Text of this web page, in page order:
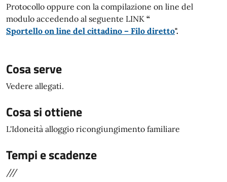
Protocollo oppure con la compilazione on line del
modulo accedendo al seguente LINK “
Sportello on line del cittadino – Filo diretto".
Cosa serve
Vedere allegati.
Cosa si ottiene
L'Idoneità alloggio ricongiungimento familiare
Tempi e scadenze
///